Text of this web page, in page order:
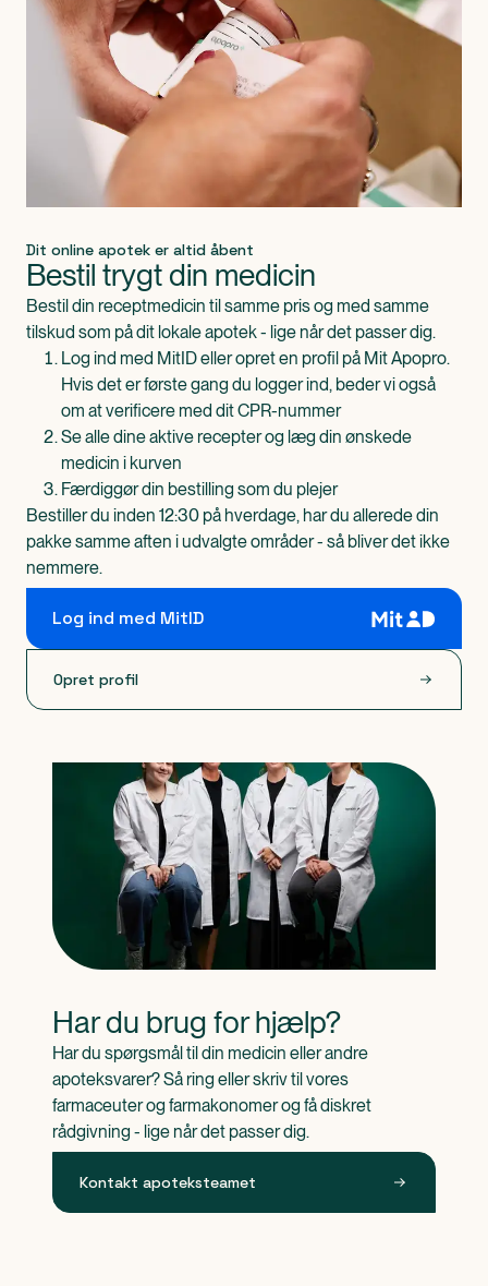
Dit online apotek er altid åbent
Bestil trygt din medicin
Bestil din receptmedicin til samme pris og med samme
tilskud som på dit lokale apotek - lige når det passer dig.
Log ind med MitID eller opret en profil på Mit Apopro.
Hvis det er første gang du logger ind, beder vi også
om at verificere med dit CPR-nummer
Se alle dine aktive recepter og læg din ønskede
medicin i kurven
Færdiggør din bestilling som du plejer
Bestiller du inden 12:30 på hverdage, har du allerede din
pakke samme aften i udvalgte områder - så bliver det ikke
nemmere.
Log ind med MitID
Opret profil
Har du brug for hjælp?
Har du spørgsmål til din medicin eller andre
apoteksvarer? Så ring eller skriv til vores
farmaceuter og farmakonomer og få diskret
rådgivning - lige når det passer dig.
Kontakt apoteksteamet